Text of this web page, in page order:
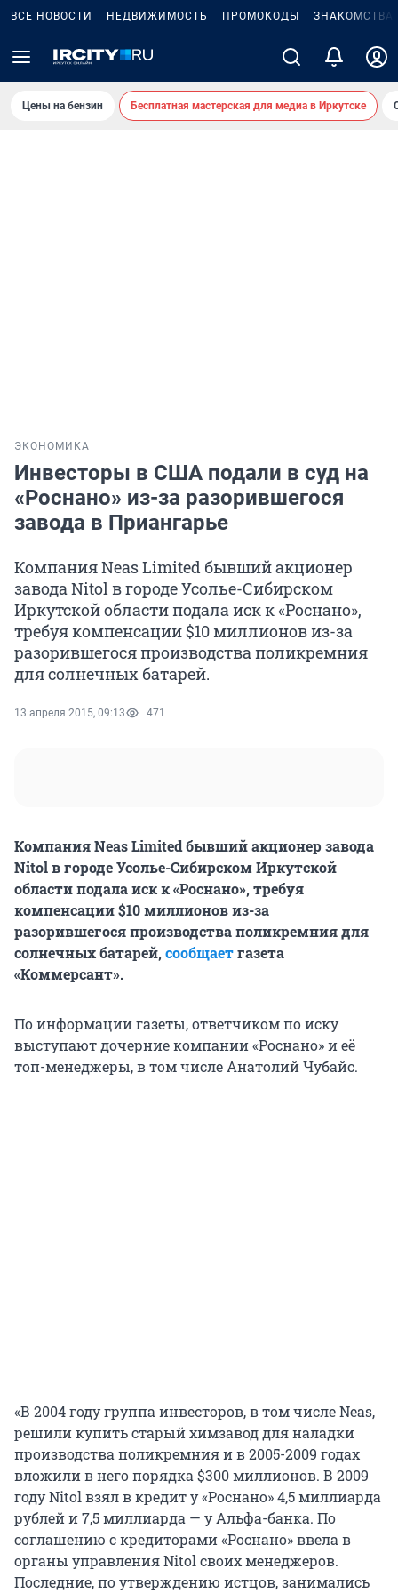
ВСЕ НОВОСТИ НЕДВИЖИМОСТЬ ПРОМОКОДЫ ЗНАКОМСТВА
Цены на бензин Бесплатная мастерская для медиа в Иркутске
ЭКОНОМИКА
Инвесторы в США подали в суд на
«Роснано» из-за разорившегося
завода в Приангарье
Компания Neas Limited бывший акционер
завода Nitol в городе Усолье-Сибирском
Иркутской области подала иск к «Роснано»,
требуя компенсации $10 миллионов из-за
разорившегося производства поликремния
для солнечных батарей.
13 апреля 2015, 09:13 471
Компания Neas Limited бывший акционер завода
Nitol в городе Усолье-Сибирском Иркутской
области подала иск к «Роснано», требуя
компенсации $10 миллионов из-за
разорившегося производства поликремния для
солнечных батарей,сообщаетгазета
«Коммерсант».
По информации газеты, ответчиком по иску
выступают дочерние компании «Роснано» и её
топ-менеджеры, в том числе Анатолий Чубайс.
«В 2004 году группа инвесторов, в том числе Neas,
решили купить старый химзавод для наладки
производства поликремния и в 2005-2009 годах
вложили в него порядка $300 миллионов. В 2009
году Nitol взял в кредит у «Роснано» 4,5 миллиарда
рублей и 7,5 миллиарда — у Альфа-банка. По
соглашению с кредиторами «Роснано» ввела в
органы управления Nitol своих менеджеров.
Последние, по утверждению истцов, занимались